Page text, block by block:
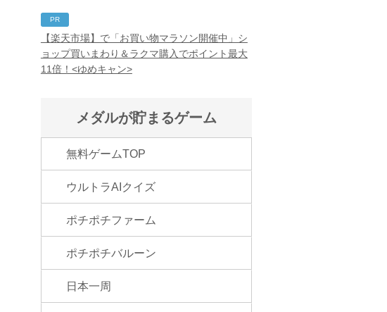
PR
【楽天市場】で「お買い物マラソン開催中」シ
ョップ買いまわり＆ラクマ購入でポイント最大
11倍！<ゆめキャン>
メダルが貯まるゲーム
無料ゲームTOP
ウルトラAIクイズ
ポチポチファーム
ポチポチバルーン
日本一周